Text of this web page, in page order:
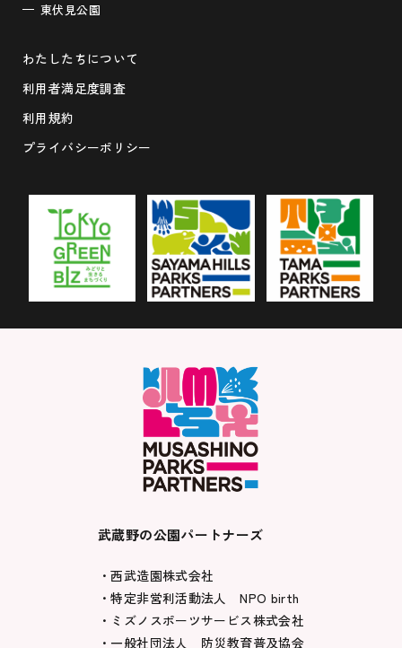
東伏見公園
わたしたちについて
利用者満足度調査
利用規約
プライバシーポリシー
武蔵野の公園パートナーズ
・西武造園株式会社
・特定非営利活動法人 NPO birth
・ミズノスポーツサービス株式会社
・一般社団法人 防災教育普及協会